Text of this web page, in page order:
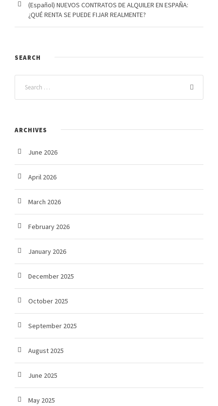
(Español) NUEVOS CONTRATOS DE ALQUILER EN ESPAÑA:
¿QUÉ RENTA SE PUEDE FIJAR REALMENTE?
SEARCH
ARCHIVES
June 2026
April 2026
March 2026
February 2026
January 2026
December 2025
October 2025
September 2025
August 2025
June 2025
May 2025